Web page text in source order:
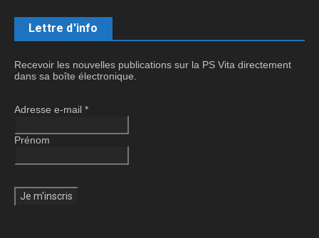
Lettre d'info
Recevoir les nouvelles publications sur la PS Vita directement
dans sa boîte électronique.
Adresse e-mail *
Prénom